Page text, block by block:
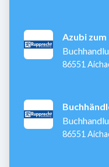
Azubi
86551
86551